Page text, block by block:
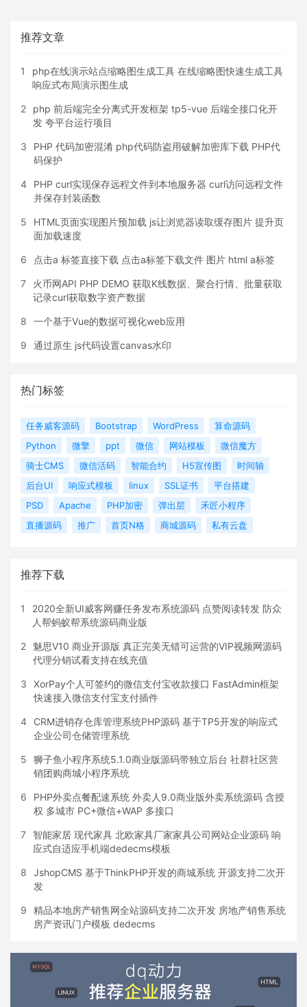
推荐文章
1
php在线演示站点缩略图生成工具 在线缩略图快速生成工具
响应式布局演示图生成
2
php 前后端完全分离式开发框架 tp5-vue 后端全接口化开
发 夸平台运行项目
3
PHP 代码加密混淆 php代码防盗用破解加密库下载 PHP代
码保护
4
PHP curl实现保存远程文件到本地服务器 curl访问远程文件
并保存封装函数
5
HTML页面实现图片预加载 js让浏览器读取缓存图片 提升页
面加载速度
6 点击a 标签直接下载 点击a标签下载文件 图片 html a标签
7
火币网API PHP DEMO 获取K线数据、聚合行情、批量获取
记录curl获取数字资产数据
8 一个基于Vue的数据可视化web应用
9 通过原生 js代码设置canvas水印
热门标签
任务威客源码 Bootstrap WordPress
算命源码
Python
微擎 ppt 微信 网站模板
微信魔方
骑士CMS
微信活码 智能合约 H5宣传图
时间轴
后台UI
响应式模板 linux SSL证书
平台搭建
PSD
Apache PHP加密 弹出层
禾匠小程序
直播源码
推广 首页N格 商城源码 私有云盘
推荐下载
1
2020全新UI威客网赚任务发布系统源码 点赞阅读转发 防众
人帮蚂蚁帮系统源码商业版
2
魅思V10 商业开源版 真正完美无错可运营的VIP视频网源码
代理分销试看支持在线充值
3
XorPay个人可签约的微信支付宝收款接口 FastAdmin框架
快速接入微信支付宝支付插件
4
CRM进销存仓库管理系统PHP源码 基于TP5开发的响应式
企业公司仓储管理系统
5
狮子鱼小程序系统5.1.0商业版源码带独立后台 社群社区营
销团购商城小程序系统
6
PHP外卖点餐配速系统 外卖人9.0商业版外卖系统源码 含授
权 多城市 PC+微信+WAP 多接口
7
智能家居 现代家具 北欧家具厂家家具公司网站企业源码 响
应式自适应手机端dedecms模板
8
JshopCMS 基于ThinkPHP开发的商城系统 开源支持二次开
发
9
精品本地房产销售网全站源码支持二次开发 房地产销售系统
房产资讯门户模板 dedecms